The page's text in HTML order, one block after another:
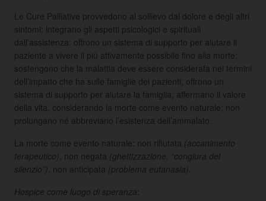
Le Cure Palliative provvedono al sollievo dal dolore e degli altri
sintomi: integrano gli aspetti psicologici e spirituali
dall’assistenza: offrono un sistema di supporto per aiutare il
paziente a vivere il più attivamente possibile fino alla morte;
sostengono che la malattia deve essere considerata nei termini
dell’impatto che ha sulle famiglie dei pazienti; offrono un
sistema di supporto per aiutare la famiglia; affermano il valore
della vita, considerando la morte come evento naturale; non
prolungano né abbreviano l’esistenza dell’ammalato.
La morte come evento naturale: non rifiutata (accanimento
terapeutico) , non negata (ghettizzazione, “congiura del
silenzio”) , non anticipata (problema eutanasia).
Hospice come luogo di speranza